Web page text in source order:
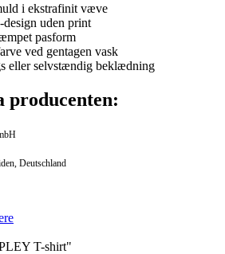
i ekstrafinit væve
uden print
pasform
ved gentagen vask
eller selvstændig beklædning
producenten:
Deutschland
T-shirt"